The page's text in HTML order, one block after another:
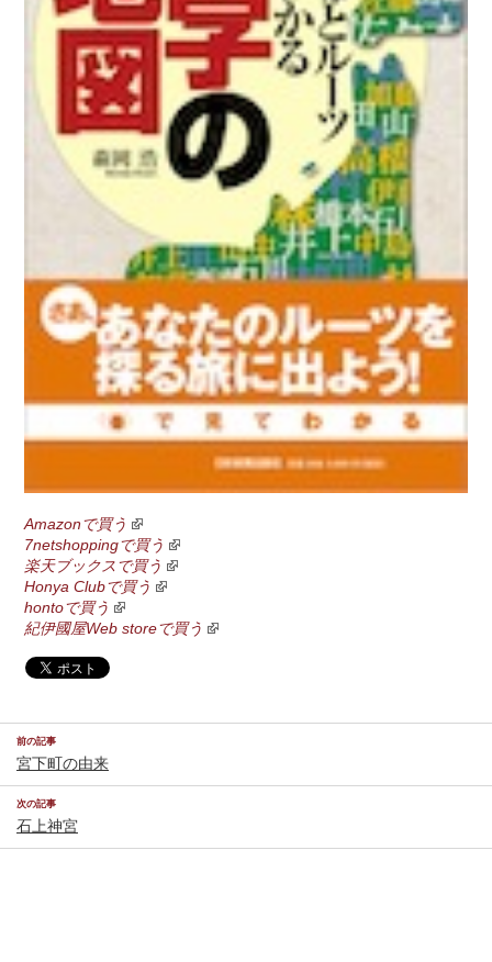
Amazonで買う
7netshoppingで買う
楽天ブックスで買う
Honya Clubで買う
hontoで買う
紀伊國屋Web storeで買う
前の記事
宮下町の由来
次の記事
石上神宮